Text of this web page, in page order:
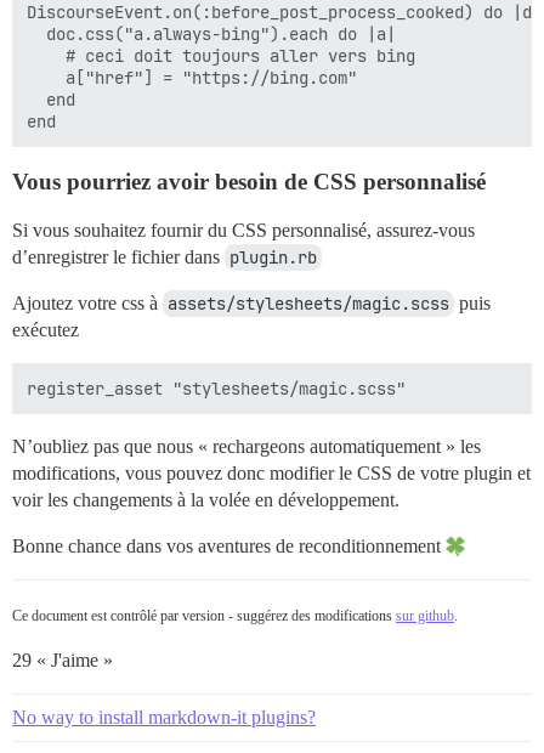
DiscourseEvent.on(:before_post_process_cooked) do
  doc.css("a.always-bing").each do |a|
    # ceci doit toujours aller vers bing
    a["href"] = "https://bing.com"
  end
Vous pourriez avoir besoin de CSS personnalisé
Si vous souhaitez fournir du CSS personnalisé, assurez-vous
d’enregistrer le fichier dans plugin.rb
Ajoutez votre css à assets/stylesheets/magic.scss puis
exécutez
N’oubliez pas que nous « rechargeons automatiquement » les
modifications, vous pouvez donc modifier le CSS de votre plugin et
voir les changements à la volée en développement.
Bonne chance dans vos aventures de reconditionnement
Ce document est contrôlé par version - suggérez des modifications sur github.
29 « J'aime »
No way to install markdown-it plugins?